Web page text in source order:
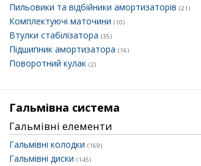
Пильовики та відбійники амортизаторів (21)
Комплектуючі маточини (10)
Втулки стабілізатора (35)
Підшипник амортизатора (16)
Поворотний кулак (2)
Гальмівна система
Гальмівні елементи
Гальмівні колодки (169)
Гальмівні диски (145)